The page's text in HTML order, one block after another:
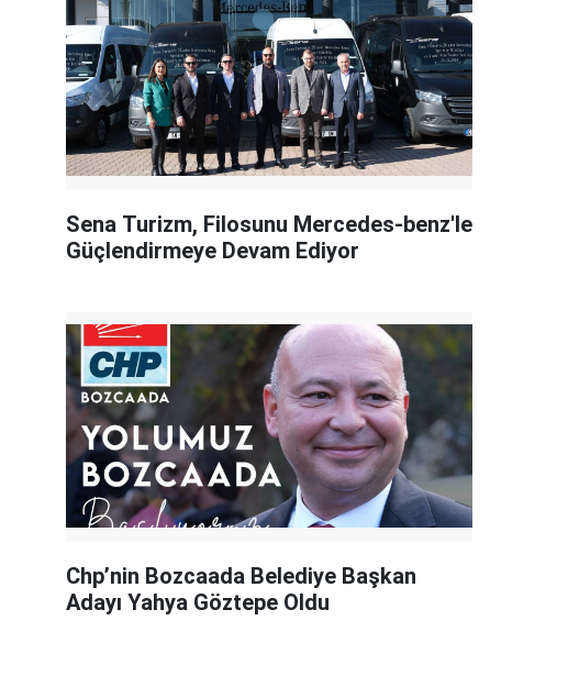
Sena Turizm, Filosunu Mercedes-benz'le
Güçlendirmeye Devam Ediyor
Chp’nin Bozcaada Belediye Başkan
Adayı Yahya Göztepe Oldu